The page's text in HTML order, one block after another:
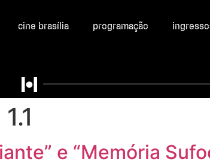
cine brasília programação
e “Memória